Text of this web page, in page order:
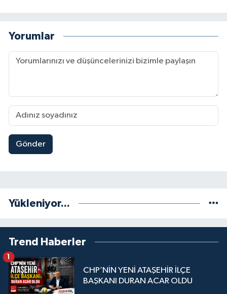
Yorumlar
Gönder
Yükleniyor...
Trend Haberler
CHP’NİN YENİ ATAŞEHİR İLÇE
BAŞKANI DURAN ACAR OLDU
1